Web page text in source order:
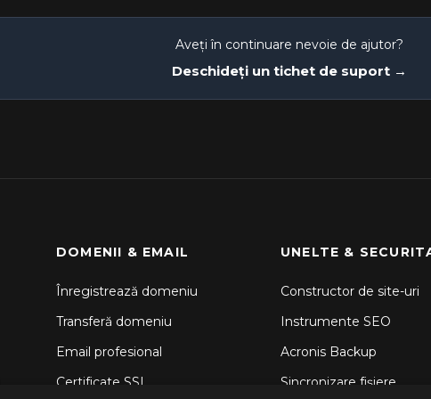
Aveți în continuare nevoie de ajutor?
Deschideți un tichet de suport →
DOMENII & EMAIL
Înregistrează domeniu
Transferă domeniu
Email profesional
Certificate SSL
UNELTE &
Constructor de site-uri
Instrumente SEO
Acronis Backup
Sincronizare fișiere